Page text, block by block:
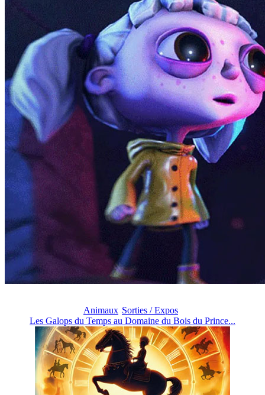
Animaux Sorties / Expos
Les Galops du Temps au Domaine du Bois du Prince...